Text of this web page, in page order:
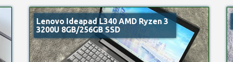
Lenovo Ideapad L340 AMD Ryzen 3
3200U 8GB/256GB SSD